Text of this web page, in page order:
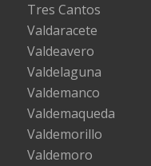
Tres Cantos
Valdaracete
Valdeavero
Valdelaguna
Valdemanco
Valdemaqueda
Valdemorillo
Valdemoro